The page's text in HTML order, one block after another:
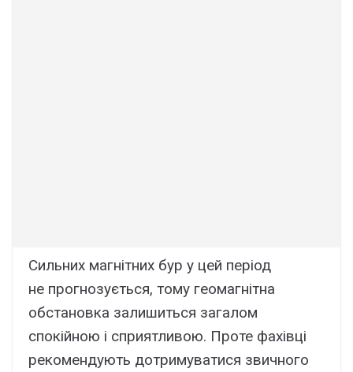
Сильних магнітних бур у цей період
не прогнозується, тому геомагнітна
обстановка залишиться загалом
спокійною і сприятливою. Проте фахівці
рекомендують дотримуватися звичного